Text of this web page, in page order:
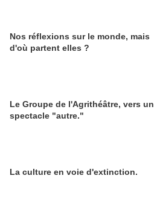
Nos réflexions sur le monde, mais
d'où partent elles ?
Le Groupe de l'Agrithéâtre, vers un
spectacle "autre."
La culture en voie d'extinction.